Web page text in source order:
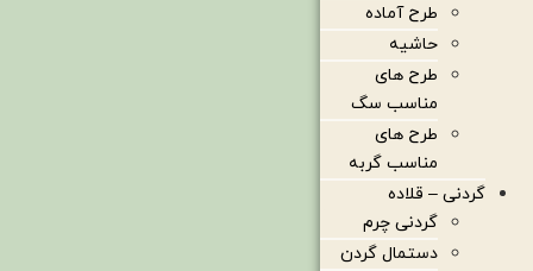
طرح آماده
حاشیه
طرح های
مناسب سگ
طرح های
مناسب گربه
گردنی – قلاده
گردنی چرم
دستمال گردن